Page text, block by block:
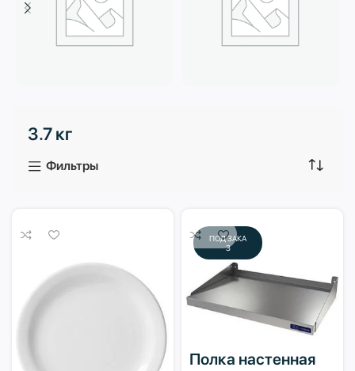
3 продукта
3.7 кг
Фильтры
ПОД ЗАКА
З
Полка настенная